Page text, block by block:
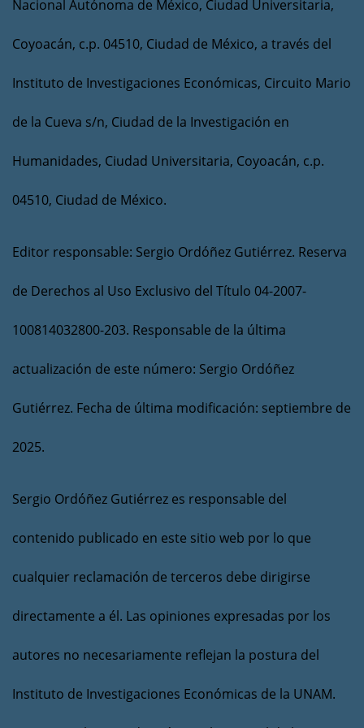
Nacional Autónoma de México, Ciudad Universitaria,
Coyoacán, c.p. 04510, Ciudad de México, a través del
Instituto de Investigaciones Económicas, Circuito Mario
de la Cueva s/n, Ciudad de la Investigación en
Humanidades, Ciudad Universitaria, Coyoacán, c.p.
04510, Ciudad de México.
Editor responsable: Sergio Ordóñez Gutiérrez. Reserva
de Derechos al Uso Exclusivo del Título 04-2007-
100814032800-203. Responsable de la última
actualización de este número: Sergio Ordóñez
Gutiérrez. Fecha de última modificación: septiembre de
2025.
Sergio Ordóñez Gutiérrez es responsable del
contenido publicado en este sitio web por lo que
cualquier reclamación de terceros debe dirigirse
directamente a él. Las opiniones expresadas por los
autores no necesariamente reflejan la postura del
Instituto de Investigaciones Económicas de la UNAM.